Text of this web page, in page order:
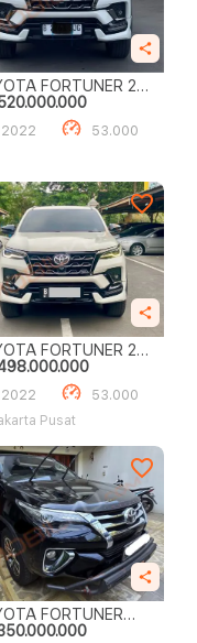
FORTUNER 2.8
2022 53.000
FORTUNER 2.8
2022
53.000
Pusat
FORTUNER
G A/T (4X2)